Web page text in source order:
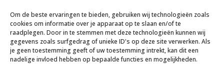
Om de beste ervaringen te bieden, gebruiken wij technologieën zoals
cookies om informatie over je apparaat op te slaan en/of te
raadplegen. Door in te stemmen met deze technologieën kunnen wij
gegevens zoals surfgedrag of unieke ID's op deze site verwerken. Als
je geen toestemming geeft of uw toestemming intrekt, kan dit een
nadelige invloed hebben op bepaalde functies en mogelijkheden.
Inloggen
Account aanmaken
Wachtwoord vergeten